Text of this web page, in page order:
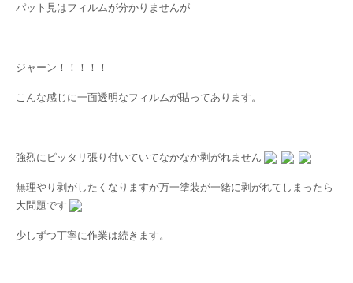
パット見はフィルムが分かりませんが
ジャーン！！！！！
こんな感じに一面透明なフィルムが貼ってあります。
強烈にピッタリ張り付いていてなかなか剥がれません
無理やり剥がしたくなりますが万一塗装が一緒に剥がれてしまったら
大問題です
少しずつ丁寧に作業は続きます。